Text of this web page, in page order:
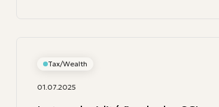
Tax/Wealth
01.07.2025